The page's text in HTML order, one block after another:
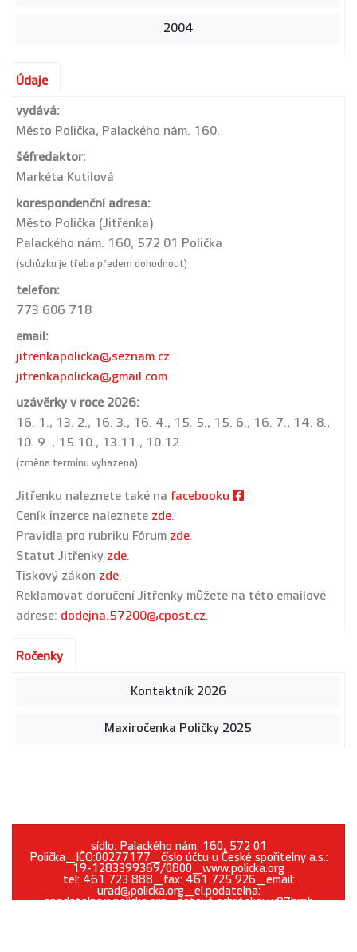
2004
Údaje
vydává:
Město Polička, Palackého nám. 160.
šéfredaktor:
Markéta Kutilová
korespondenční adresa:
Město Polička (Jitřenka)
Palackého nám. 160, 572 01 Polička
(schůzku je třeba předem dohodnout)
telefon:
773 606 718
email:
jitrenkapolicka@seznam.cz
jitrenkapolicka@gmail.com
uzávěrky v roce 2026:
16. 1., 13. 2., 16. 3., 16. 4., 15. 5., 15. 6., 16. 7., 14. 8.,
10. 9. , 15.10., 13.11., 10.12.
(změna termínu vyhazena)
Jitřenku naleznete také na facebooku
Ceník inzerce naleznete zde.
Pravidla pro rubriku Fórum zde.
Statut Jitřenky zde.
Tiskový zákon zde.
Reklamovat doručení Jitřenky můžete na této emailové
adrese: dodejna.57200@cpost.cz.
Ročenky
Kontaktník 2026
Maxiročenka Poličky 2025
sídlo: Palackého nám. 160, 572 01
Polička_IČO:00277177_číslo účtu u České spořitelny a.s.:
19-1283399369/0800_www.policka.org
tel: 461 723 888_fax: 461 725 926_email:
urad@policka.org_el.podatelna:
epodatelna@policka.org_datová schránka: w87brph